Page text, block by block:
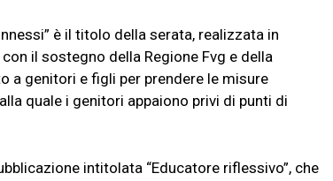
è il titolo della serata, realizzata in
il sostegno della Regione Fvg e della
a genitori e figli per prendere le misure
quale i genitori appaiono privi di punti di
intitolata “Educatore riflessivo”, che